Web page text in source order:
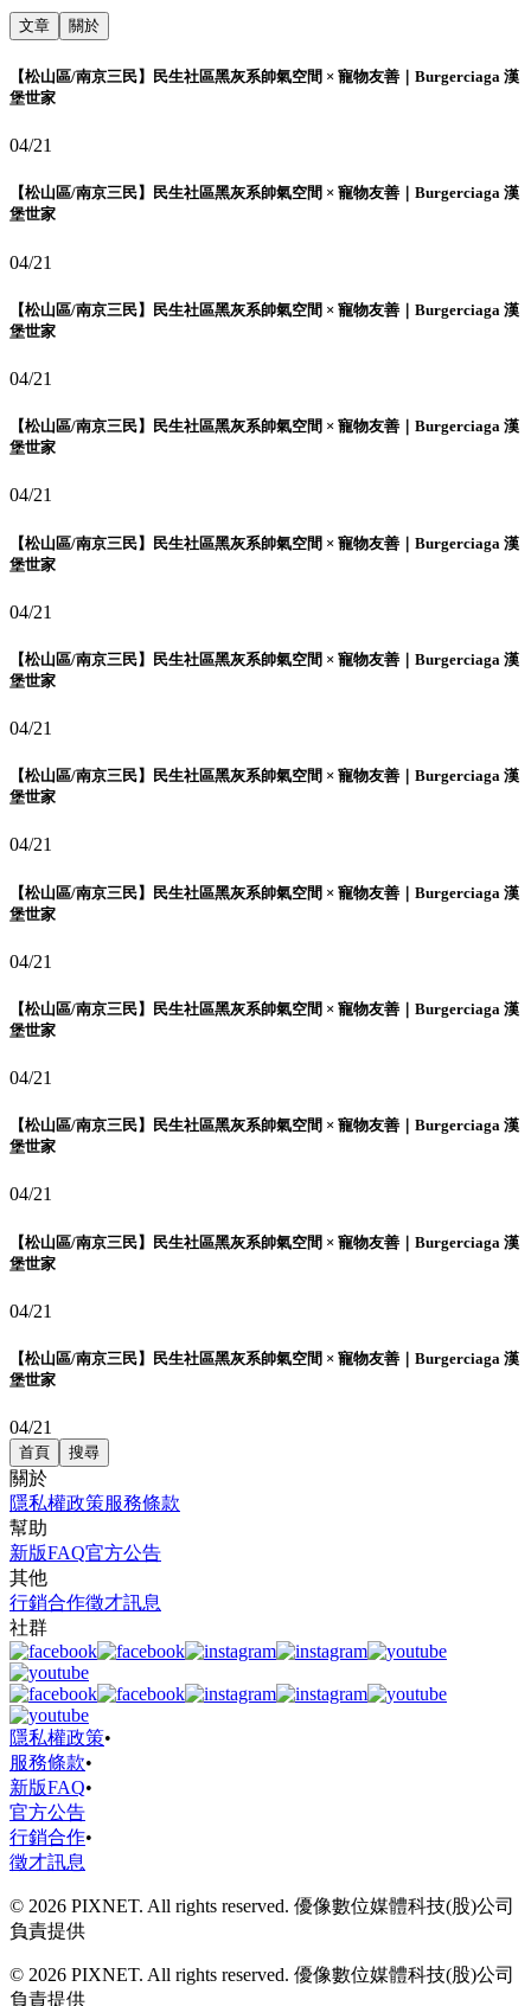
文章 關於
【松山區/南京三民】民生社區黑灰系帥氣空間 × 寵物友善｜Burgerciaga 漢
堡世家
04/21
【松山區/南京三民】民生社區黑灰系帥氣空間 × 寵物友善｜Burgerciaga 漢
堡世家
04/21
【松山區/南京三民】民生社區黑灰系帥氣空間 × 寵物友善｜Burgerciaga 漢
堡世家
04/21
【松山區/南京三民】民生社區黑灰系帥氣空間 × 寵物友善｜Burgerciaga 漢
堡世家
04/21
【松山區/南京三民】民生社區黑灰系帥氣空間 × 寵物友善｜Burgerciaga 漢
堡世家
04/21
【松山區/南京三民】民生社區黑灰系帥氣空間 × 寵物友善｜Burgerciaga 漢
堡世家
04/21
【松山區/南京三民】民生社區黑灰系帥氣空間 × 寵物友善｜Burgerciaga 漢
堡世家
04/21
【松山區/南京三民】民生社區黑灰系帥氣空間 × 寵物友善｜Burgerciaga 漢
堡世家
04/21
【松山區/南京三民】民生社區黑灰系帥氣空間 × 寵物友善｜Burgerciaga 漢
堡世家
04/21
【松山區/南京三民】民生社區黑灰系帥氣空間 × 寵物友善｜Burgerciaga 漢
堡世家
04/21
【松山區/南京三民】民生社區黑灰系帥氣空間 × 寵物友善｜Burgerciaga 漢
堡世家
04/21
【松山區/南京三民】民生社區黑灰系帥氣空間 × 寵物友善｜Burgerciaga 漢
堡世家
04/21
首頁 搜尋
關於
隱私權政策服務條款
幫助
新版FAQ官方公告
其他
行銷合作徵才訊息
社群
隱私權政策•
服務條款•
新版FAQ•
官方公告
行銷合作•
徵才訊息
© 2026 PIXNET. All rights reserved. 優像數位媒體科技(股)公司
負責提供
© 2026 PIXNET. All rights reserved. 優像數位媒體科技(股)公司
負責提供